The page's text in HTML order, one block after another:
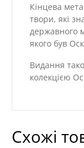
Кінцева
твори, які
державного
якого був
Видання
колекцією
Схожі